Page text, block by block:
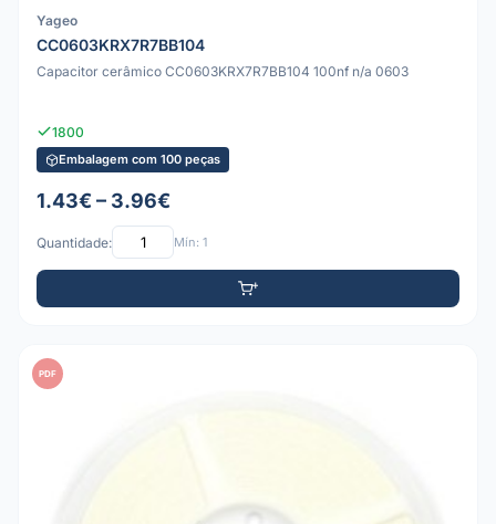
Yageo
CC0603KRX7R7BB104
Capacitor cerâmico CC0603KRX7R7BB104 100nf n/a 0603
1800
Embalagem com 100 peças
1.43€ – 3.96€
Quantidade: Mín: 1
PDF